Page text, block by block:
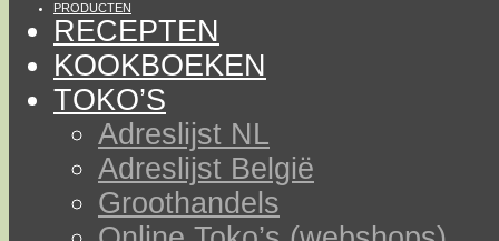
PRODUCTEN
RECEPTEN
KOOKBOEKEN
TOKO’S
Adreslijst NL
Adreslijst België
Groothandels